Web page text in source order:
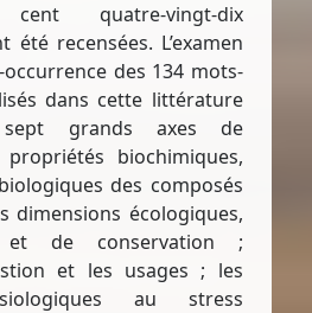
quatre-vingt-dix
recensées. L’examen
des 134 mots-
dans cette littérature
grands axes de
biochimiques,
des composés
dimensions écologiques,
et de conservation ;
et les usages ; les
au stress